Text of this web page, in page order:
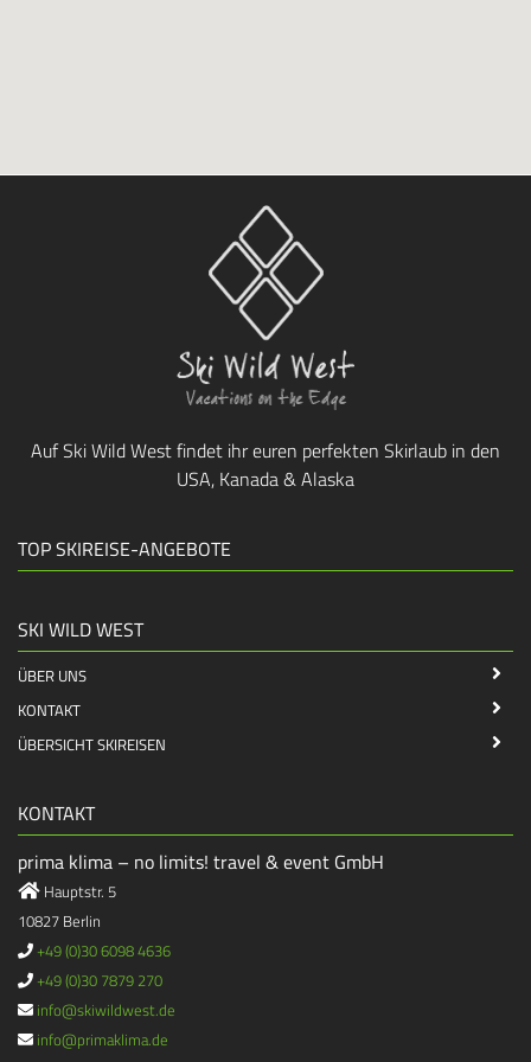
Auf Ski Wild West findet ihr euren perfekten Skirlaub in den
USA, Kanada & Alaska
TOP SKIREISE-ANGEBOTE
SKI WILD WEST
ÜBER UNS
KONTAKT
ÜBERSICHT SKIREISEN
KONTAKT
prima klima – no limits! travel & event GmbH
Hauptstr. 5
10827 Berlin
+49 (0)30 6098 4636
+49 (0)30 7879 270
info@skiwildwest.de
info@primaklima.de